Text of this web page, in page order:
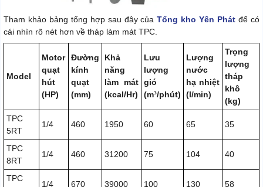
Tham khảo bảng tổng hợp sau đây củaTổng kho Yên Phát để có
cái nhìn rõ nét hơn về tháp làm mát TPC.
Model
Motor
quạt
hút
(HP)
Đường
kính
quạt
(mm)
Khả
năng
làm mát
(kcal/Hr)
Lưu
lượng
gió
(m³/phút)
Lượng
nước
hạ nhiệt
(l/min)
Trọng
lượng
tháp
khô
(kg)
TPC
5RT
1/4 460 1950 60 65 35
TPC
8RT
1/4 460 31200 75 104 40
TPC
1/4 670 39000 100 130 58